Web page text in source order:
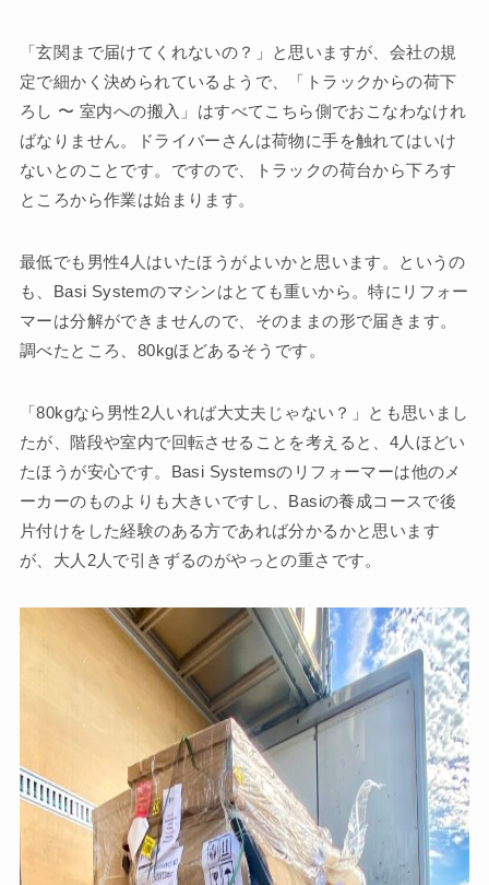
「玄関まで届けてくれないの？」と思いますが、会社の規
定で細かく決められているようで、「トラックからの荷下
ろし 〜 室内への搬入」はすべてこちら側でおこなわなけれ
ばなりません。ドライバーさんは荷物に手を触れてはいけ
ないとのことです。ですので、トラックの荷台から下ろす
ところから作業は始まります。
最低でも男性4人はいたほうがよいかと思います。というの
も、Basi Systemのマシンはとても重いから。特にリフォー
マーは分解ができませんので、そのままの形で届きます。
調べたところ、80kgほどあるそうです。
「80kgなら男性2人いれば大丈夫じゃない？」とも思いまし
たが、階段や室内で回転させることを考えると、4人ほどい
たほうが安心です。Basi Systemsのリフォーマーは他のメ
ーカーのものよりも大きいですし、Basiの養成コースで後
片付けをした経験のある方であれば分かるかと思います
が、大人2人で引きずるのがやっとの重さです。